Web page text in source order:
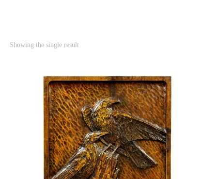
Showing the single result